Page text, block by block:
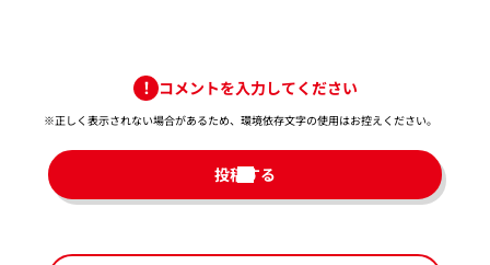
コメントを入力してください
※正しく表示されない場合があるため、環境依存文字の使用はお控えください。​
投稿する